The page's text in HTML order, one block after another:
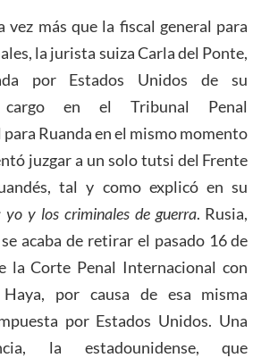
vez más que la fiscal general para
la jurista suiza Carla del Ponte,
por Estados Unidos de su
cargo en el Tribunal Penal
Ruanda en el mismo momento
juzgar a un solo tutsi del Frente
tal y como explicó en su
yo y los criminales de guerra. Rusia,
acaba de retirar el pasado 16 de
la Corte Penal Internacional con
por causa de esa misma
por Estados Unidos. Una
la estadounidense, que